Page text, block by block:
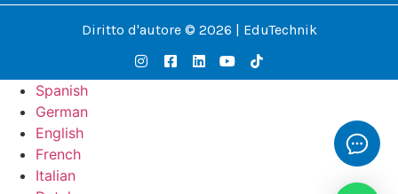
Diritto d'autore © 2026 | EduTechnik
Spanish
German
English
French
Italian